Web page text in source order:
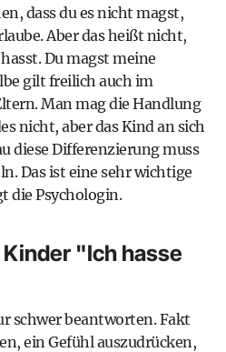
dass du es nicht magst,
Aber das heißt nicht,
Du magst meine
gilt freilich auch im
Man mag die Handlung
nicht, aber das Kind an sich
diese Differenzierung muss
Das ist eine sehr wichtige
die Psychologin.
"Ich hasse
schwer beantworten. Fakt
ein Gefühl auszudrücken,